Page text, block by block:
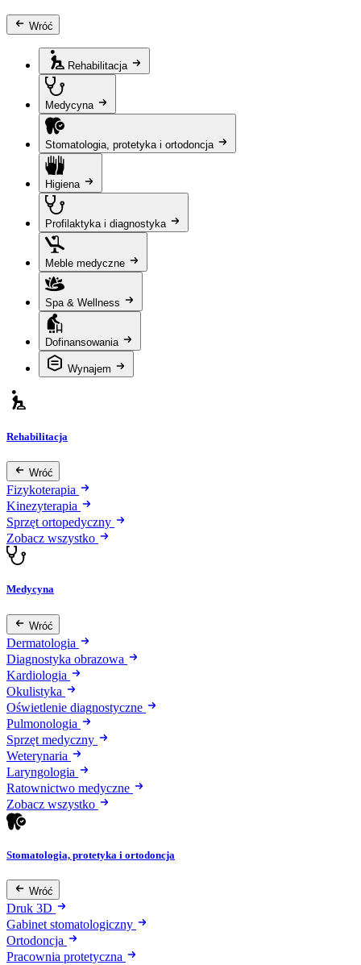
Wróć
Rehabilitacja
Medycyna
Stomatologia, protetyka i ortodoncja
Higiena
Profilaktyka i diagnostyka
Meble medyczne
Spa & Wellness
Dofinansowania
Wynajem
Rehabilitacja
Wróć
Fizykoterapia
Kinezyterapia
Sprzęt ortopedyczny
Zobacz wszystko
Medycyna
Wróć
Dermatologia
Diagnostyka obrazowa
Kardiologia
Okulistyka
Oświetlenie diagnostyczne
Pulmonologia
Sprzęt medyczny
Weterynaria
Laryngologia
Ratownictwo medyczne
Zobacz wszystko
Stomatologia, protetyka i ortodoncja
Wróć
Druk 3D
Gabinet stomatologiczny
Ortodoncja
Pracownia protetyczna